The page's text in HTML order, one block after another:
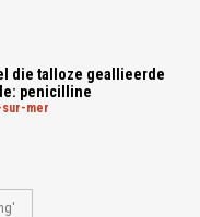
die talloze geallieerde
penicilline
sur-mer